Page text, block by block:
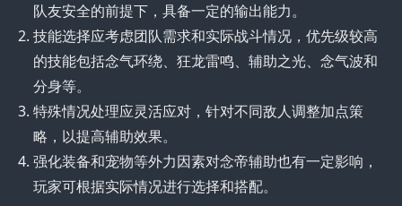
队友安全的前提下，具备一定的输出能力。
技能选择应考虑团队需求和实际战斗情况，优先级较高
的技能包括念气环绕、狂龙雷鸣、辅助之光、念气波和
分身等。
特殊情况处理应灵活应对，针对不同敌人调整加点策
略，以提高辅助效果。
强化装备和宠物等外力因素对念帝辅助也有一定影响，
玩家可根据实际情况进行选择和搭配。